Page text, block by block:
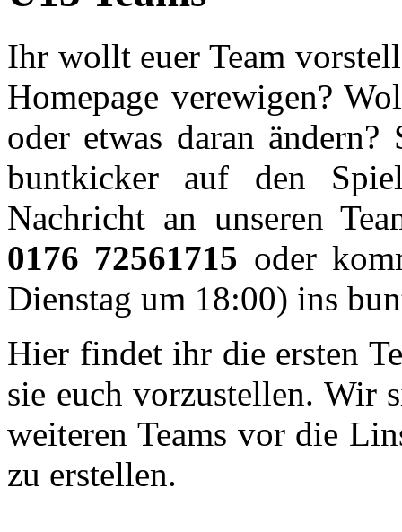
Nachricht an unseren
0176 72561715oder
Dienstag um 18:00) ins
Hier findet ihr die ersten
sie euch vorzustellen. Wir
weiteren Teams vor die
zu erstellen.
Boomerang